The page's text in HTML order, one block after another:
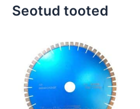
Seotud tooted